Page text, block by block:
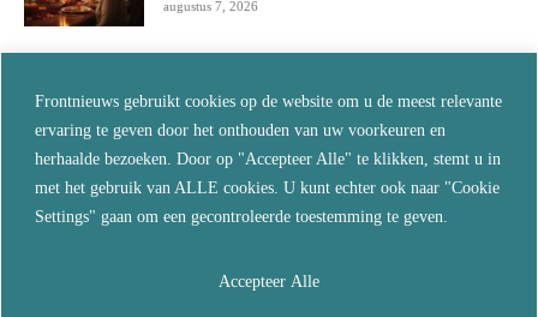
Frontnieuws gebruikt cookies op de website om u de meest relevante
ervaring te geven door het onthouden van uw voorkeuren en
herhaalde bezoeken. Door op "Accepteer Alle" te klikken, stemt u in
met het gebruik van ALLE cookies. U kunt echter ook naar "Cookie
Settings" gaan om een gecontroleerde toestemming te geven.
Accepteer Alle
augustus 7, 2026
doet verslag van behandelingen met
ivermectine en...
Als je wilt blijven leven, vertrouw dan niet
langer op de...